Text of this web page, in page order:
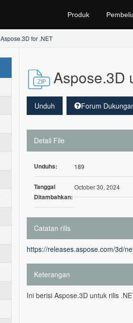
Produk
Aspose.3D for .NET
Aspose.3D
Unduh Forum
Detail File
Unduhs: 189
Tanggal
Ditambahkan:
October 30, 2024
Catatan rilis
https://releases.aspose.com/3d/
Keterangan
Ini berisi Aspose.3D untuk rilis